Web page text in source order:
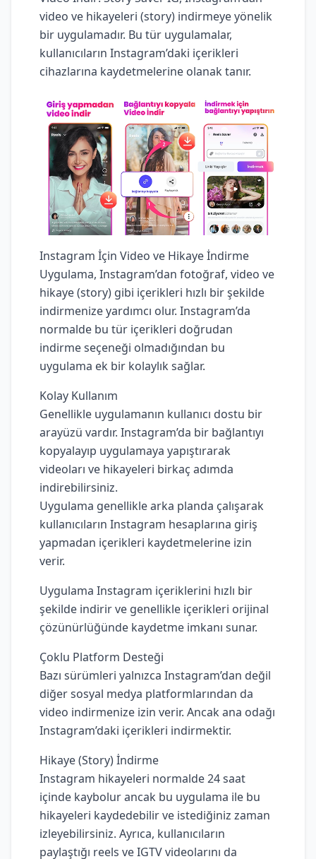
video ve hikayeleri (story) indirmeye yönelik
bir uygulamadır. Bu tür uygulamalar,
kullanıcıların Instagram’daki içerikleri
cihazlarına kaydetmelerine olanak tanır.
Instagram İçin Video ve Hikaye İndirme
Uygulama, Instagram’dan fotoğraf, video ve
hikaye (story) gibi içerikleri hızlı bir şekilde
indirmenize yardımcı olur. Instagram’da
normalde bu tür içerikleri doğrudan
indirme seçeneği olmadığından bu
uygulama ek bir kolaylık sağlar.
Kolay Kullanım
Genellikle uygulamanın kullanıcı dostu bir
arayüzü vardır. Instagram’da bir bağlantıyı
kopyalayıp uygulamaya yapıştırarak
videoları ve hikayeleri birkaç adımda
indirebilirsiniz.
Uygulama genellikle arka planda çalışarak
kullanıcıların Instagram hesaplarına giriş
yapmadan içerikleri kaydetmelerine izin
verir.
Uygulama Instagram içeriklerini hızlı bir
şekilde indirir ve genellikle içerikleri orijinal
çözünürlüğünde kaydetme imkanı sunar.
Çoklu Platform Desteği
Bazı sürümleri yalnızca Instagram’dan değil
diğer sosyal medya platformlarından da
video indirmenize izin verir. Ancak ana odağı
Instagram’daki içerikleri indirmektir.
Hikaye (Story) İndirme
Instagram hikayeleri normalde 24 saat
içinde kaybolur ancak bu uygulama ile bu
hikayeleri kaydedebilir ve istediğiniz zaman
izleyebilirsiniz. Ayrıca, kullanıcıların
paylaştığı reels ve IGTV videolarını da